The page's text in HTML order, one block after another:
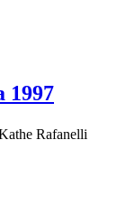
1997
Rafanelli